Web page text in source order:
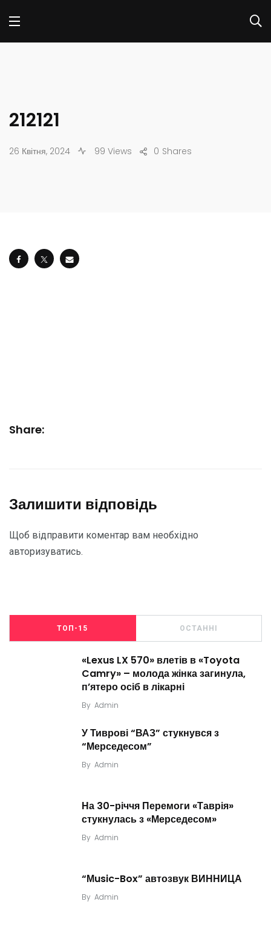
212121
26 Квітня, 2024 99 Views Shares
0
Share:
Залишити відповідь
Щоб відправити коментар вам необхідно
авторизуватись.
ТОП-15 ОСТАННІ
«Lexus LX 570» влетів в «Toyota
Camry» – молода жінка загинула,
п’ятеро осіб в лікарні
By Admin
У Тиврові “ВАЗ” стукнувся з
“Мерседесом”
By Admin
На 30-річчя Перемоги «Таврія»
стукнулась з «Мерседесом»
By Admin
“Мusic-Box” автозвук ВИННИЦА
By Admin